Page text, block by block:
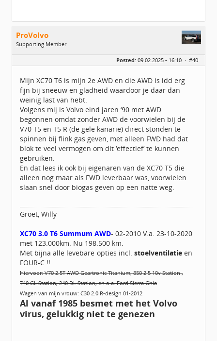
ProVolvo
Supporting Member
Leeftijd:
67
Geregistreerd: 11 / 2012
Posted: 09.02.2025 - 16:10 · #40
Mijn XC70 T6 is mijn 2e AWD en die AWD is idd erg
fijn bij sneeuw en gladheid waardoor je daar dan
weinig last van hebt.
Volgens mij is Volvo eind jaren ‘90 met AWD
begonnen omdat zonder AWD de voorwielen bij de
V70 T5 en T5 R (de gele kanarie) direct stonden te
spinnen bij flink gas geven, met alleen FWD had dat
blok te veel vermogen om dit ‘effectief’ te kunnen
gebruiken.
En dat lees ik ook bij eigenaren van de XC70 T5 die
alleen nog maar als FWD leverbaar was, voorwielen
slaan snel door biogas geven op een natte weg.
Groet, Willy
XC70 3.0 T6 Summum AWD- 02-2010 V.a. 23-10-2020
met 123.000km. Nu 198.500 km.
Met bijna alle levebare opties incl. stoelventilatieen
FOUR-C !!
Hiervoor: V70 2.5T AWD Geartronic Titanium, 850 2.5 10v Station ,
740 GL Station, 240 DL Station, en o.a. Ford Sierra Ghia
Wagen van mijn vrouw: C30 2.0 R-design 01-2012
Al vanaf 1985 besmet met het Volvo
virus, gelukkig niet te genezen